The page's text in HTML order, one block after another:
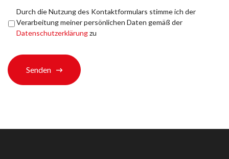
uns
gefunden?
*
Datenschutzerklärung *
Durch die Nutzung des Kontaktformulars stimme ich der
Verarbeitung meiner persönlichen Daten gemäß der
Datenschutzerklärungzu
Senden